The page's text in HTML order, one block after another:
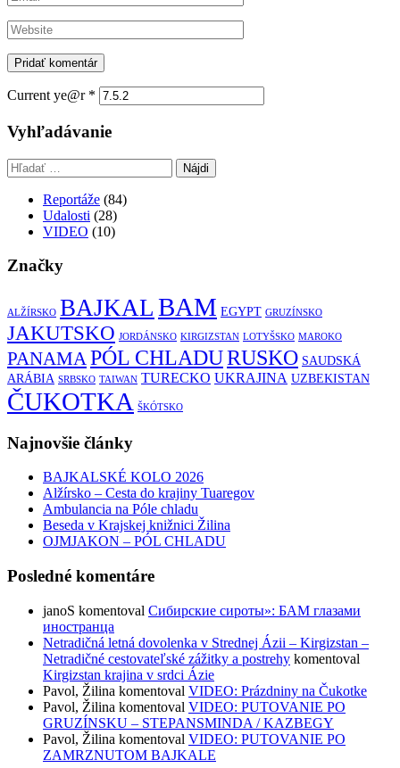
Current ye@r *
Vyhľadávanie
Hľadať:
Reportáže (84)
Udalosti (28)
VIDEO (10)
Značky
ALŽÍRSKO BAJKAL BAM EGYPT GRUZÍNSKO
JAKUTSKO JORDÁNSKO KIRGIZSTAN LOTYŠSKO MAROKO
PANAMAPÓL CHLADURUSKO SAUDSKÁ
ARÁBIA SRBSKO TAIWAN TURECKO UKRAJINA UZBEKISTAN
ČUKOTKA ŠKÓTSKO
Najnovšie články
BAJKALSKÉ KOLO 2026
Alžírsko – Cesta do krajiny Tuaregov
Ambulancia na Póle chladu
Beseda v Krajskej knižnici Žilina
OJMJAKON – PÓL CHLADU
Posledné komentáre
janoS komentoval Сибирские сироты»: БАМ глазами
иностранца
Netradičná letná dovolenka v Strednej Ázii – Kirgizstan –
Netradičné cestovateľské zážitky a postrehy komentoval
Kirgizstan krajina v srdci Ázie
Pavol, Žilina komentoval VIDEO: Prázdniny na Čukotke
Pavol, Žilina komentoval VIDEO: PUTOVANIE PO
GRUZÍNSKU – STEPANSMINDA / KAZBEGY
Pavol, Žilina komentoval VIDEO: PUTOVANIE PO
ZAMRZNUTOM BAJKALE